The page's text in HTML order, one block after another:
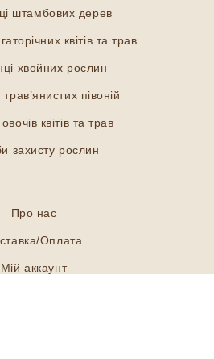
штамбових дерев
квітів та трав
хвойних рослин
півоній
квітів та трав
захисту рослин
Про нас
Оплата
Мій аккаунт